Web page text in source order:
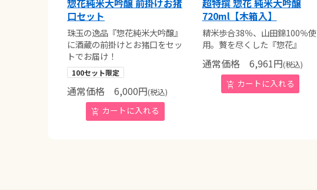
惣花純米大吟醸 前掛けお猪
口セット
珠玉の逸品『惣花純米大吟醸』
に酒蔵の前掛けとお猪口をセッ
トでお届け！
100セット限定
通常価格 6,000円(税込)
超特撰 惣花 純米大吟醸
720ml【木箱入】
精米歩合38％、山田錦100％使
用。贅を尽くした『惣花』
通常価格6,961円(税込)